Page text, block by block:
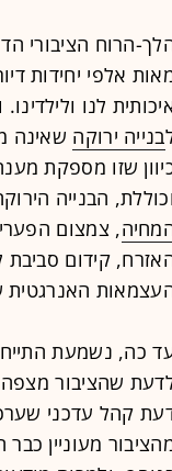
הרוח הציבורי
אלפי יחידות
לנו
בנייה ירוקה שאינה
שזו מספקת
וכוללת, הבנייה
, צמצום
קידום סביבת
האנרגטית
כה, נשמעת
שהציבור
קהל עדכני